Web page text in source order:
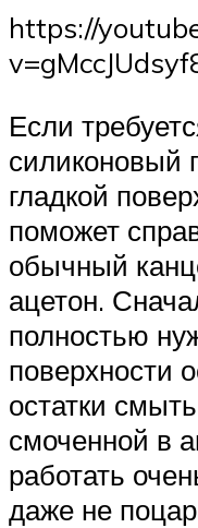
https://
Если
силиконовый
гладкой
поможет
обычный
ацетон.
полностью
поверхности
остатки
смоченной в
работать
даже не